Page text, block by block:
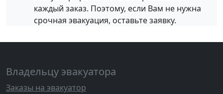
каждый заказ. Поэтому, если Вам не нужна
срочная эвакуация, оставьте заявку.
Владельцу эвакуатора
Заказы на эвакуатор